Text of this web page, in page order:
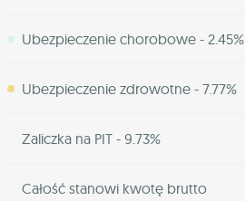
Ubezpieczenie chorobowe - 2.45%
Ubezpieczenie zdrowotne - 7.77%
Zaliczka na PIT - 9.73%
Całość stanowi kwotę brutto